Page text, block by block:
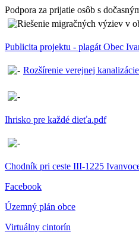
Podpora za prijatie osôb s
Publicita projektu - plagát Obec
Rozšírenie verejnej kanalizácie
Ihrisko pre každé dieťa.pdf
Chodník pri ceste III-1225
Facebook
Územný plán obce
Virtuálny cintorín